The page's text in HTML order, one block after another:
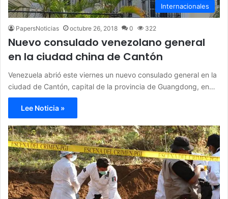
Internacionales
PapersNoticias octubre 26, 2018 0 322
Nuevo consulado venezolano general
en la ciudad china de Cantón
Venezuela abrió este viernes un nuevo consulado general en la
ciudad de Cantón, capital de la provincia de Guangdong, en…
Lee Noticia »